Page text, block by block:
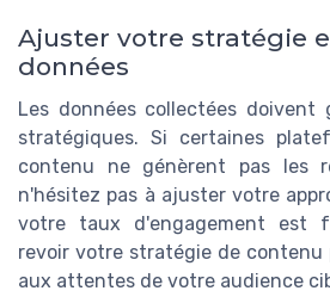
Ajuster votre stratégie
données
Les données collectées doivent
stratégiques. Si certaines
contenu ne génèrent pas les
n'hésitez pas à ajuster votre
votre taux d'engagement est
revoir votre stratégie de contenu
aux attentes de votre audience